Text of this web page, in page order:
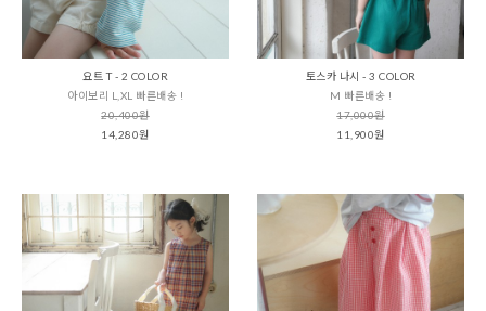
요트 T - 2 COLOR
아이보리 L,XL 빠른배송 !
20,400원
14,280원
토스카 나시 - 3 COLOR
M 빠른배송 !
17,000원
11,900원